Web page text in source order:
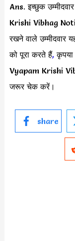
Ans. इच्छुक उम्मीदवार
Krishi Vibhag
रखने वाले उम्मीदवार
को पूरा करते हैं,
Vyapam Krishi
जरूर चेक करें।
share